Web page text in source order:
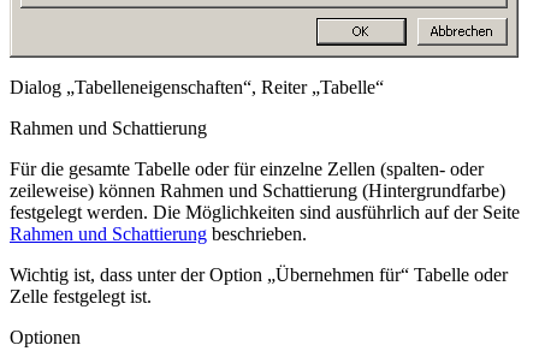
Dialog „Tabelleneigenschaften“, Reiter „Tabelle“
Rahmen und Schattierung
Für die gesamte Tabelle oder für einzelne Zellen (spalten- oder
zeileweise) können Rahmen und Schattierung (Hintergrundfarbe)
festgelegt werden. Die Möglichkeiten sind ausführlich auf der Seite
Rahmen und Schattierung beschrieben.
Wichtig ist, dass unter der Option „Übernehmen für“ Tabelle oder
Zelle festgelegt ist.
Optionen